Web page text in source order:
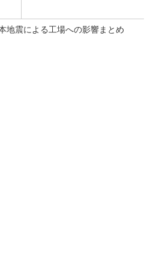
地震による工場への影響まとめ